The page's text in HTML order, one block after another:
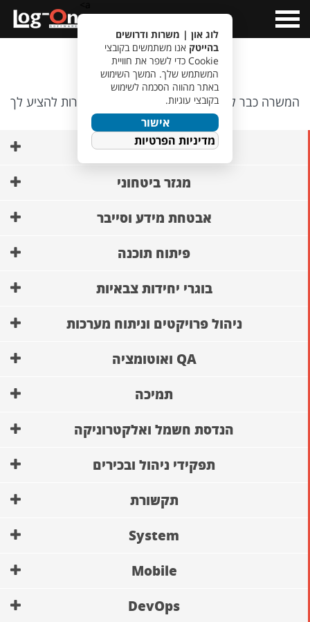
Menu
אופס…
המשרה כבר לא קיימת, אבל יש לנו משרות אחרות להציע לך
🙂
AI ופיתוח מודלים
מגזר ביטחוני
אבטחת מידע וסייבר
פיתוח תוכנה
בוגרי יחידות צבאיות
ניהול פרויקטים וניתוח מערכות
QA ואוטומציה
תמיכה
הנדסת חשמל ואלקטרוניקה
תפקידי ניהול ובכירים
תקשורת
System
Mobile
DevOps
לוג און | משרות ודרושים
בהייטק אנו משתמשים בקובצי
Cookie כדי לשפר את חוויית
המשתמש שלך. המשך השימוש
באתר מהווה הסכמה לשימוש
בקובצי עוגיות.
אישור
מדיניות הפרטיות